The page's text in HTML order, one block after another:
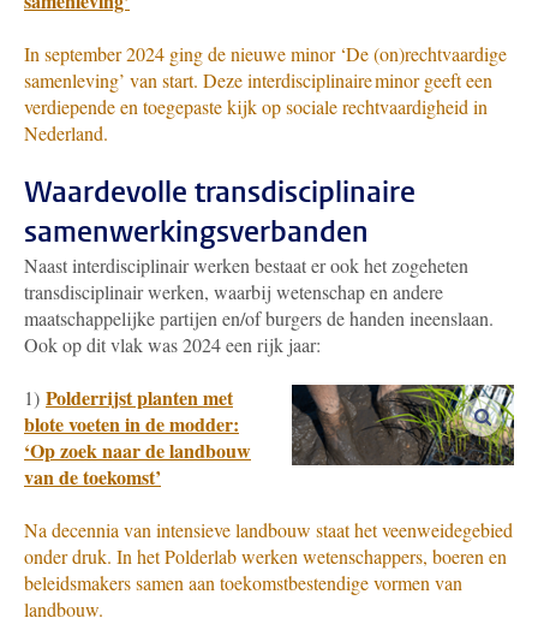
In september 2024 ging de nieuwe minor ‘De (on)rechtvaardige
samenleving’ van start. Deze interdisciplinaire minor geeft een
verdiepende en toegepaste kijk op sociale rechtvaardigheid in
Nederland.
Waardevolle transdisciplinaire
samenwerkingsverbanden
Naast interdisciplinair werken bestaat er ook het zogeheten
transdisciplinair werken, waarbij wetenschap en andere
maatschappelijke partijen en/of burgers de handen ineenslaan.
Ook op dit vlak was 2024 een rijk jaar:
1) Polderrijst planten met
blote voeten in de modder:
‘Op zoek naar de landbouw
van de toekomst’
Na decennia van intensieve landbouw staat het veenweidegebied
onder druk. In het Polderlab werken wetenschappers, boeren en
beleidsmakers samen aan toekomstbestendige vormen van
landbouw.